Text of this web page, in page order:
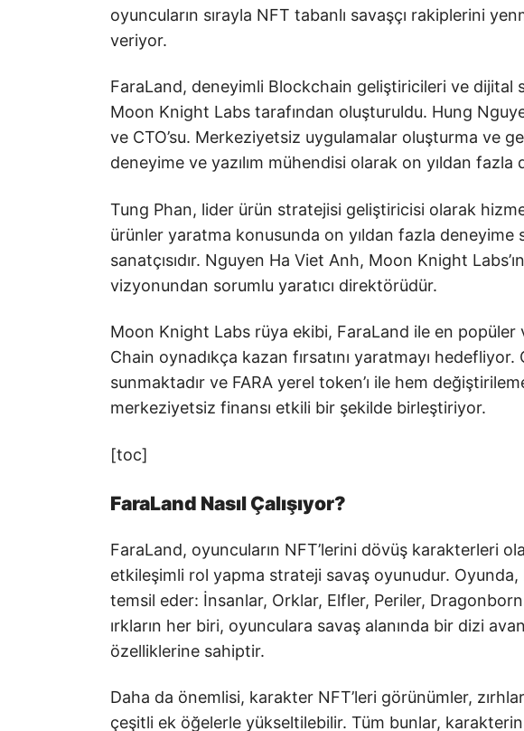
oyuncuların sırayla NFT tabanlı savaşçı rakiplerini
veriyor.
FaraLand, deneyimli Blockchain geliştiricileri ve dijital
Moon Knight Labs tarafından oluşturuldu. Hung
ve CTO’su. Merkeziyetsiz uygulamalar oluşturma ve
deneyime ve yazılım mühendisi olarak on yıldan fazla
Tung Phan, lider ürün stratejisi geliştiricisi olarak
ürünler yaratma konusunda on yıldan fazla deneyime
sanatçısıdır. Nguyen Ha Viet Anh, Moon Knight
vizyonundan sorumlu yaratıcı direktörüdür.
Moon Knight Labs rüya ekibi, FaraLand ile en
Chain oynadıkça kazan fırsatını yaratmayı
sunmaktadır ve FARA yerel token’ı ile hem
merkeziyetsiz finansı etkili bir şekilde birleştiriyor.
[toc]
FaraLand Nasıl Çalışıyor?
FaraLand, oyuncuların NFT’lerini dövüş karakterleri
etkileşimli rol yapma strateji savaş oyunudur. Oyunda,
temsil eder: İnsanlar, Orklar, Elfler, Periler,
ırkların her biri, oyunculara savaş alanında bir dizi
özelliklerine sahiptir.
Daha da önemlisi, karakter NFT’leri görünümler,
çeşitli ek öğelerle yükseltilebilir. Tüm bunlar, karakterin